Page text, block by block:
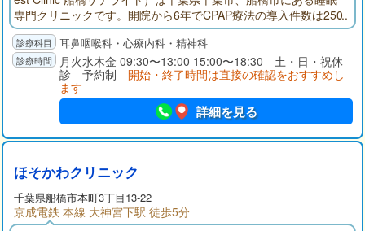
専門クリニックです。開院から6年でCPAP療法の導入件数は250
0件（令和7年5月現在）を超え、多くの患者様にご利用頂いてお
ります。 耳鼻咽喉科・心療内科・精神科
月火水木金 09:30〜13:00 15:00〜18:30 土・日・祝休
診 予約制 開始・終了時間は直接の確認をおすすめし
ます
詳細を見る
ほそかわクリニック
千葉県船橋市本町3丁目13-22
京成電鉄 本線 大神宮下駅 徒歩5分